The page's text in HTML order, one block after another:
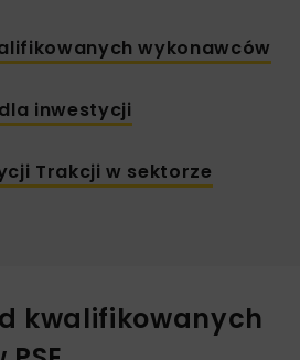
wykonawców
inwestycji
Trakcji w sektorze
kwalifikowanych